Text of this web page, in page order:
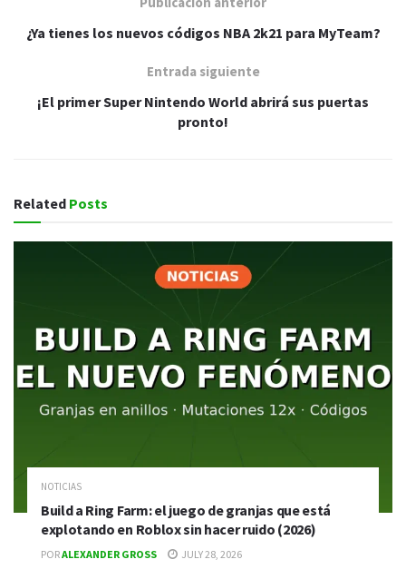
¿Ya tienes los nuevos códigos NBA 2k21 para MyTeam?
Entrada siguiente
¡El primer Super Nintendo World abrirá sus puertas
pronto!
Related Posts
NOTICIAS
Build a Ring Farm: el juego de granjas que está
explotando en Roblox sin hacer ruido (2026)
PORALEXANDER GROSS JULY 28, 2026